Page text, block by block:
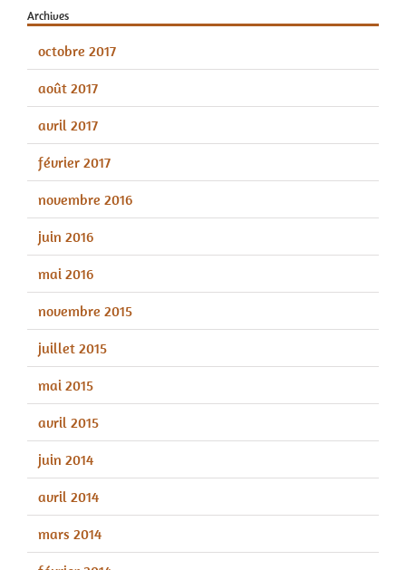
Archives
octobre 2017
août 2017
avril 2017
février 2017
novembre 2016
juin 2016
mai 2016
novembre 2015
juillet 2015
mai 2015
avril 2015
juin 2014
avril 2014
mars 2014